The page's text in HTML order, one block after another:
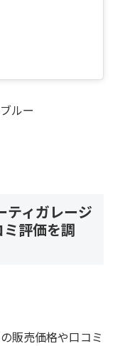
ルー
ティガレージ
評価を調
販売価格や口コミ